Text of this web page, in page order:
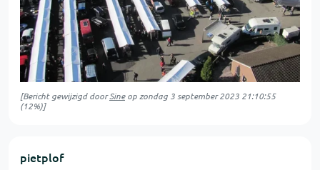
[Bericht gewijzigd doorSineop zondag 3 september 2023 21:10:55
(12%)]
pietplof